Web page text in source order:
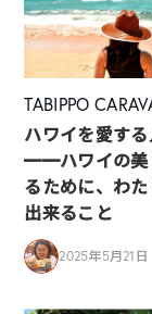
TABIPPO
ハワイを愛す
━━ハワイの美
るために、わ
出来ること
2025年5月21日